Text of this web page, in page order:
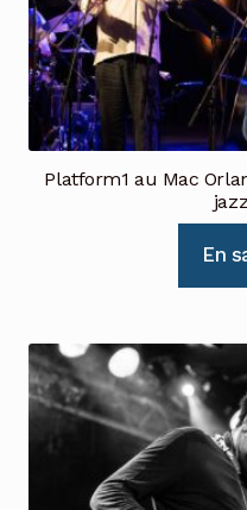
Platform1 au Mac
En